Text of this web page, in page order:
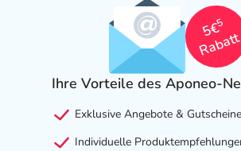
5€
5
Rabatt
Ihre Vorteile des Aponeo-
Exklusive Angebote & Gutscheine
Individuelle